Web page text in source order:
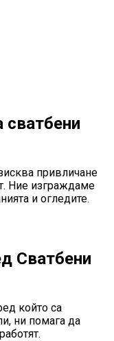
сватбени
привличане
Ние изграждаме
и огледите.
Сватбени
който са
ни помага да